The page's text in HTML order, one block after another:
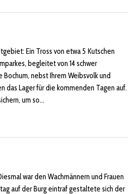
Ein Tross von etwa 5 Kutschen
begleitet von 14 schwer
nebst Ihrem Weibsvolk und
das Lager für die kommenden Tagen auf.
um so…
war den Wachmännern und Frauen
auf der Burg eintraf gestaltete sich der